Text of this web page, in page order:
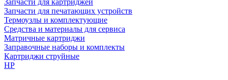
Запчасти для картриджей
Запчасти для печатающих устройств
Термоузлы и комплектующие
Средства и материалы для сервиса
Матричные картриджи
Заправочные наборы и комплекты
Картриджи струйные
HP